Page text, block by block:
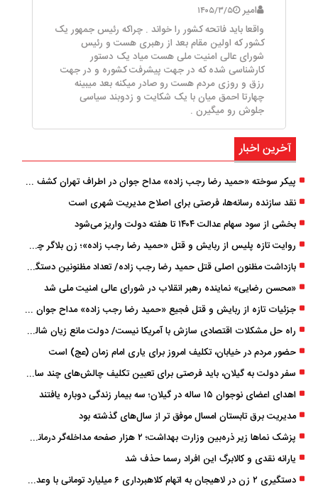
امیر ۱۴۰۵/۳/۵
واقعا باید فاتحه کشور را خواند . چراکه رئیس جمهور یک
کشور که اولین مقام بعد از رهبری هست و رئیس
شورای عالی امنیت ملی هست میاد یک دستور
کارشناسی شده که در جهت پیشرفت کشوره و در جهت
رزق و روزی مردم هست رو صادر میکنه بعد میبینه
چهارتا احمق میان با یک شکایت و زدوبند سیاسی
جلوش رو میگیرن .
آخرین اخبار
پیکر سوخته «حمید رضا رجب ‌زاده» مداح جوان در اطراف تهران کشف شد
نقد سازنده رسانه‌ها، فرصتی برای اصلاح مدیریت شهری است
بخشی از سود سهام عدالت ۱۴۰۴ تا هفته دولت واریز می‌شود
روایت تازه پلیس از ربایش و قتل «حمید رضا رجب ‌زاده»؛ زن بلاگر چگونه مداح جوان را به دام انداخت؟
بازداشت مظنون اصلی قتل حمید رضا رجب‌ زاده/ تعداد مظنونین دستگیر شده به ۵ نفر رسید
«محسن رضایی» نماینده رهبر انقلاب در شورای عالی امنیت ملی شد
جزئیات تازه از ربایش و قتل فجیع «حمید رضا رجب زاده» مداح جوان تهرانی؛ ۴ متهم بازداشت شدند
راه حل مشکلات اقتصادی سازش با آمریکا نیست/ دولت مانع زیان شالیکاران شود
حضور مردم در خیابان، تکلیف امروز برای یاری امام زمان (عج) است
سفر دولت به گیلان، باید فرصتی برای تعیین تکلیف چالش‌های چند ساله استان باشد
اهدای اعضای نوجوان ۱۵ ساله در گیلان؛ سه بیمار زندگی دوباره یافتند
مدیریت برق تابستان امسال موفق ‌تر از سال‌های گذشته بود
پزشک ‌نماها زیر ذره‌بین وزارت بهداشت؛ ۲ هزار صفحه مداخله‌گر درمانی مسدود شد
یارانه نقدی و کالابرگ این افراد رسما حذف شد
دستگیری ۲ زن در لاهیجان به اتهام کلاهبرداری ۶ میلیارد تومانی با وعده وام